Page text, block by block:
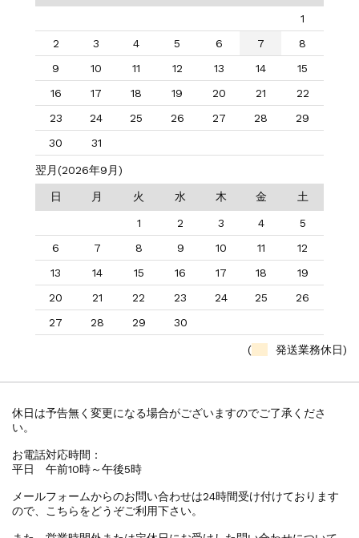
1
2
3 4 5 6 7
8
9
10 11 12 13 14
15
16
17 18 19 20 21
22
23
24 25 26 27 28
29
30
31
翌月(2026年9月)
日 月 火 水 木 金 土
1 2 3 4
5
6
7 8 9 10 11
12
13
14 15 16 17 18
19
20
21 22 23 24 25
26
27
28 29 30
( 発送業務休日)
休日は予告無く変更になる場合がございますのでご了承くださ
い。
お電話対応時間：
平日 午前10時～午後5時
メールフォームからのお問い合わせは24時間受け付けております
ので、こちらをどうぞご利用下さい。